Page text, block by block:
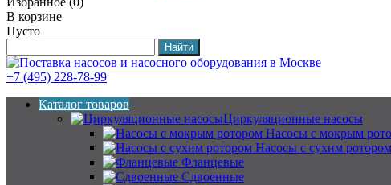
В корзине
Пусто
+7 (495) 228-78-99
Каталог товаров
Циркуляционные насосы
Насосы с мокрым
Насосы с сухим ротором
Фланцевые
Сдвоенные